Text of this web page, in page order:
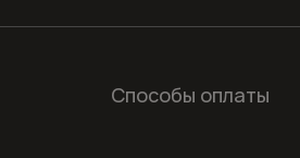
Способы оплаты